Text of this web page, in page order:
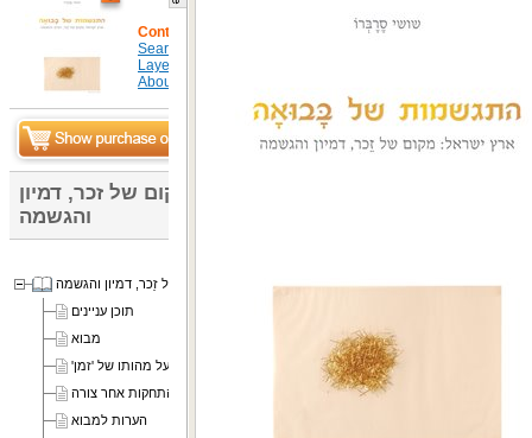
Content
Search in item
Layers
About
התגשמות של בבואה : ארץ-ישראל : מקום של זכר, דמיון
והגשמה
התגשמות של בָּבוּאָה - ארץ-ישראל: מקום של זֵכר, דמיון והגשמה
תוכן עניינים
מבוא
א. על מהותו של 'זמן'
ב. לוחות הברית - התחקות אחר צורה
הערות למבוא